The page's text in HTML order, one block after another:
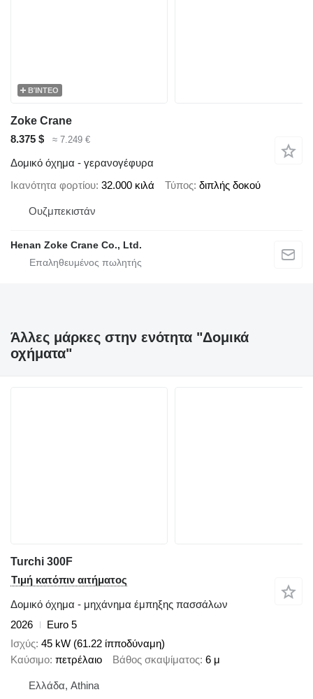
ΒΊΝΤΕΟ
Zoke Crane
8.375 $
≈ 7.249 €
Δομικό όχημα - γερανογέφυρα
Ικανότητα φορτίου 32.000 κιλά Τύπος διπλής δοκού
Ουζμπεκιστάν
Henan Zoke Crane Co., Ltd.
Άλλες μάρκες στην ενότητα "Δομικά
οχήματα"
Turchi 300F
Τιμή κατόπιν αιτήματος
Δομικό όχημα - μηχάνημα έμπηξης πασσάλων
2026
Euro 5
Ισχύς 45 kW (61.22 ίπποδύναμη)
Καύσιμο πετρέλαιο Βάθος σκαψίματος 6 μ
Ελλάδα, Athina